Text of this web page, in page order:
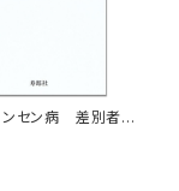
ハンセン病 差別者の
み棄てられた人々
一志 、福原 孝浩